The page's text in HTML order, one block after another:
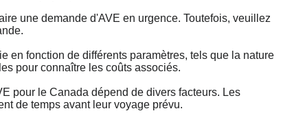
une demande d'AVE en urgence. Toutefois, veuillez
en fonction de différents paramètres, tels que la nature
pour connaître les coûts associés.
pour le Canada dépend de divers facteurs. Les
de temps avant leur voyage prévu.